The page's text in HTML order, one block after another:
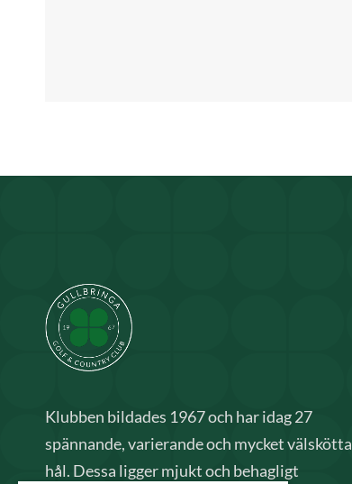
Klubben bildades 1967 och har idag 27
spännande, varierande och mycket välskötta
hål. Dessa ligger mjukt och behagligt